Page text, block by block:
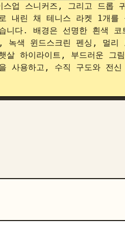
스업 스니커즈, 그리고 드롭
내린 채 테니스 라켓 1개를
니다. 배경은 선명한 흰색
녹색 윈드스크린 펜싱, 멀리
살 하이라이트, 부드러운 그
사용하고, 수직 구도와 전